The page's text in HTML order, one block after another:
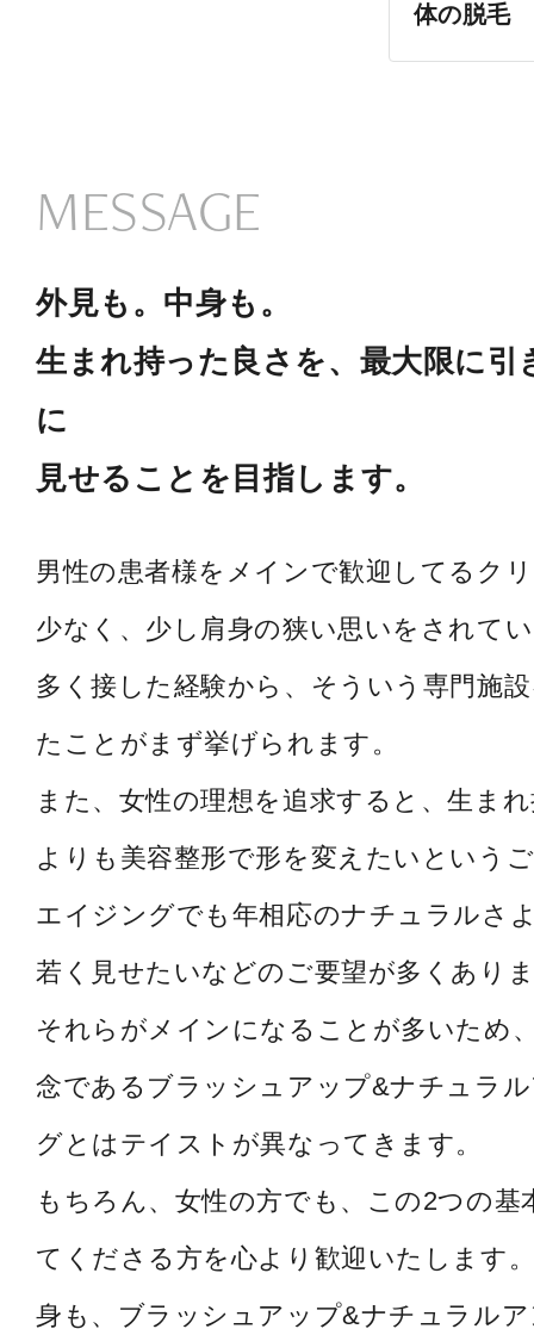
体の脱毛
MESSAGE
外見も。中身も。
生まれ持った良さを、最大限に引
に
見せることを目指します。
男性の患者様をメインで歓迎してるク
少なく、少し肩身の狭い思いをされて
多く接した経験から、そういう専門施
たことがまず挙げられます。
また、女性の理想を追求すると、生ま
よりも美容整形で形を変えたいという
エイジングでも年相応のナチュラルさ
若く見せたいなどのご要望が多くあり
それらがメインになることが多いため
念であるブラッシュアップ&ナチュラ
グとはテイストが異なってきます。
もちろん、女性の方でも、この2つの基
てくださる方を心より歓迎いたします
身も、ブラッシュアップ&ナチュラル